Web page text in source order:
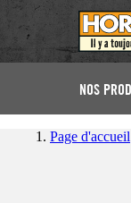
NOS
Page d'accueil